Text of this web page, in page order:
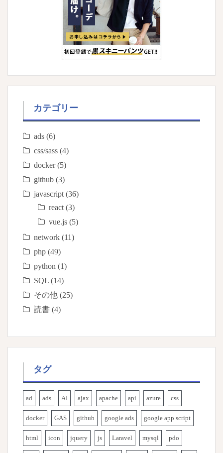
カテゴリー
ads (6)
css/sass (4)
docker(5)
github (3)
javascript (36)
react (3)
vue.js (5)
network (11)
php (49)
python (1)
SQL (14)
その他 (25)
読書 (4)
タグ
ad ads AI ajax apache api azure css
docker GAS github google ads google app script
html icon jquery js Laravel mysql pdo